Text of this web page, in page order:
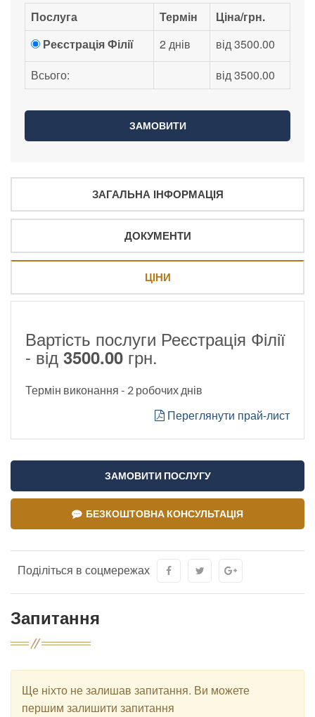
Послуга Термін
Ціна/грн.
Реєстрація Філії
2 днів
від 3500.00
Всього:
від 3500.00
ЗАГАЛЬНА ІНФОРМАЦІЯ
ДОКУМЕНТИ
ЦІНИ
Вартість послуги Реєстрація Філії
- від 3500.00 грн.
Термін виконання - 2 робочих днів
Переглянути прай-лист
ЗАМОВИТИ ПОСЛУГУ
БЕЗКОШТОВНА КОНСУЛЬТАЦІЯ
Поділіться в соцмережах
Запитання
Ще ніхто не залишав запитання. Ви можете
першим залишити запитання